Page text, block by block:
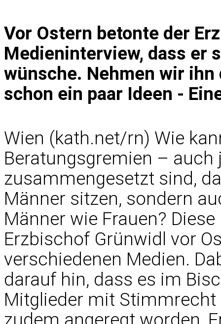
Vor Ostern betonte der
Medieninterview, dass er
wünsche. Nehmen wir
schon ein paar Ideen -
Wien (kath.net/rn) Wie
Beratungsgremien –
zusammengesetzt sind,
Männer sitzen, sondern
Männer wie Frauen?
Erzbischof Grünwidl vor
verschiedenen Medien.
darauf hin, dass es im
Mitglieder mit Stimmrecht